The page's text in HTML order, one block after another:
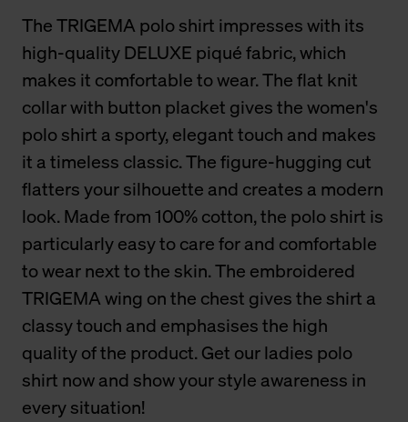
The TRIGEMA polo shirt impresses with its
high-quality DELUXE piqué fabric, which
makes it comfortable to wear. The flat knit
collar with button placket gives the women's
polo shirt a sporty, elegant touch and makes
it a timeless classic. The figure-hugging cut
flatters your silhouette and creates a modern
look. Made from 100% cotton, the polo shirt is
particularly easy to care for and comfortable
to wear next to the skin. The embroidered
TRIGEMA wing on the chest gives the shirt a
classy touch and emphasises the high
quality of the product. Get our ladies polo
shirt now and show your style awareness in
every situation!